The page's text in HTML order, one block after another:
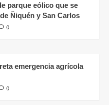
parque eólico que se
Ñiquén y San Carlos
0
emergencia agrícola
0